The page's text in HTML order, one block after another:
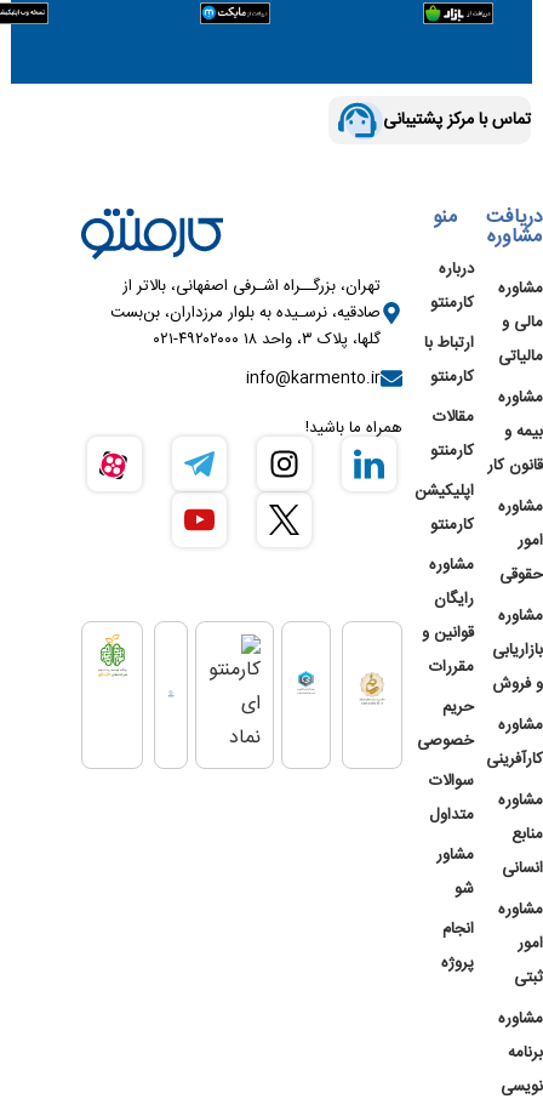
تماس با مرکز پشتیبانی
دریافت
مشاوره
مشاوره
مالی و
مالیاتی
مشاوره
بیمه و
قانون کار
مشاوره
امور
حقوقی
مشاوره
بازاریابی
و فروش
مشاوره
کارآفرینی
مشاوره
منابع
انسانی
مشاوره
امور
ثبتی
مشاوره
برنامه
نویسی
منو
درباره
کارمنتو
ارتباط با
کارمنتو
مقالات
کارمنتو
اپلیکیشن
کارمنتو
مشاوره
رایگان
قوانین و
مقررات
حریم
خصوصی
سوالات
متداول
مشاور
شو
انجام
پروژه
تهران، بزرگــراه اشـرفی اصفهانی، بالاتر از
صادقیه، نرسـیده به بلوار مرزداران، بن‌بست
گلها، پلاک ۳، واحد ۱۸ ۴۹۲۰۲۰۰۰-۰۲۱
info@karmento.ir
همراه ما باشید!